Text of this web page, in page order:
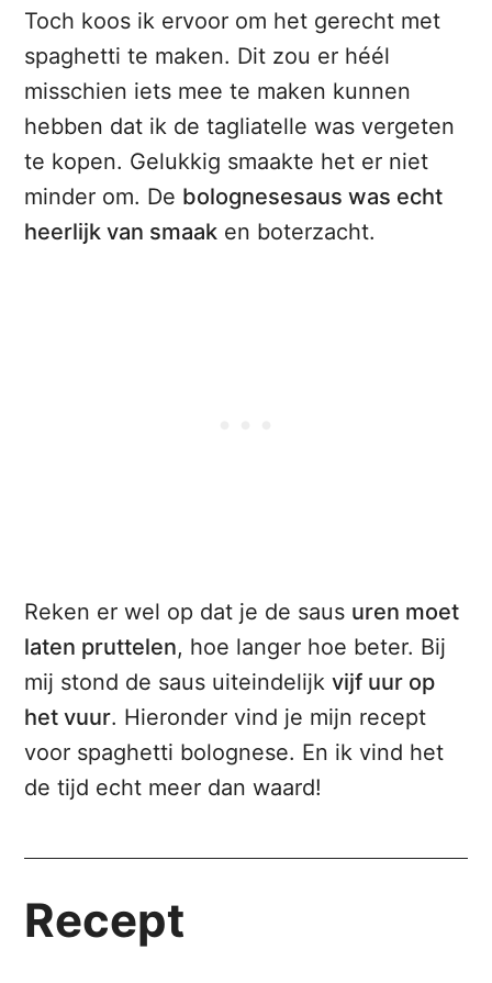
Toch koos ik ervoor om het gerecht met
spaghetti te maken. Dit zou er héél
misschien iets mee te maken kunnen
hebben dat ik de tagliatelle was vergeten
te kopen. Gelukkig smaakte het er niet
minder om. De bolognesesaus was echt
heerlijk van smaak en boterzacht.
Reken er wel op dat je de saus uren moet
laten pruttelen, hoe langer hoe beter. Bij
mij stond de saus uiteindelijkvijf uur op
het vuur. Hieronder vind je mijn recept
voor spaghetti bolognese. En ik vind het
de tijd echt meer dan waard!
Recept